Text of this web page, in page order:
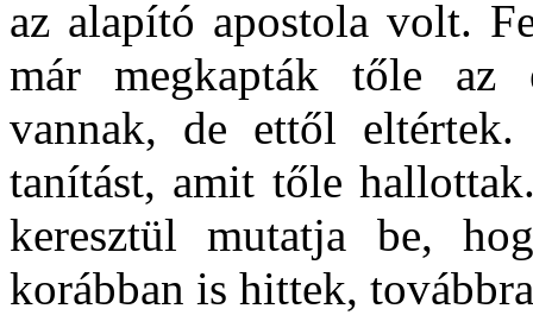
az alapító apostola volt.
már megkapták tőle az
vannak, de ettől
tanítást, amit tőle
keresztül mutatja be,
korábban is hittek,